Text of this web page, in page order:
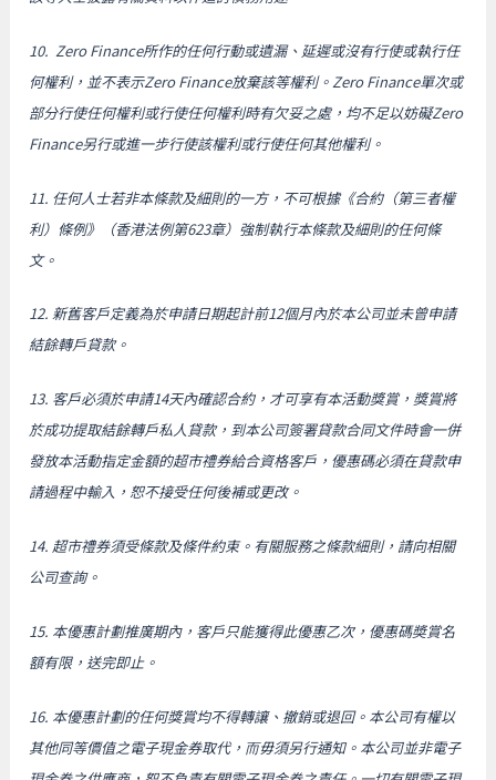
10. Zero Finance所作的任何行動或遺漏、延遲或沒有行使或執行任
何權利，並不表示Zero Finance放棄該等權利。Zero Finance單次或
部分行使任何權利或行使任何權利時有欠妥之處，均不足以妨礙Zero
Finance另行或進一步行使該權利或行使任何其他權利。
11. 任何人士若非本條款及細則的一方，不可根據《合約（第三者權
利）條例》（香港法例第623章）強制執行本條款及細則的任何條
文。
12. 新舊客戶定義為於申請日期起計前12個月內於本公司並未曾申請
結餘轉戶貸款。
13. 客戶必須於申請14天內確認合約，才可享有本活動獎賞，獎賞將
於成功提取結餘轉戶私人貸款，到本公司簽署貸款合同文件時會一併
發放本活動指定金額的超市禮券給合資格客戶，優惠碼必須在貸款申
請過程中輸入，恕不接受任何後補或更改。
14. 超市禮券須受條款及條件約束。有關服務之條款細則，請向相關
公司查詢。
15. 本優惠計劃推廣期內，客戶只能獲得此優惠乙次，優惠碼奬賞名
額有限，送完即止。
16. 本優惠計劃的任何獎賞均不得轉讓、撤銷或退回。本公司有權以
其他同等價值之電子現金券取代，⽽毋須另行通知。本公司並非電子